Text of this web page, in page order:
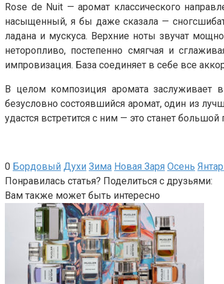
Rose de Nuit — аромат классического
насыщенный, я бы даже сказала —
ладана и мускуса. Верхние ноты звучат
неторопливо, постепенно смягчая и
импровизация. База соединяет в себе все
В целом композиция аромата
безусловно состоявшийся аромат, один из
удастся встретится с ним — это станет
0 Бордовый Духи Зима Новая Заря Осень
Понравилась статья? Поделиться с друзьями:
Вам также может быть интересно